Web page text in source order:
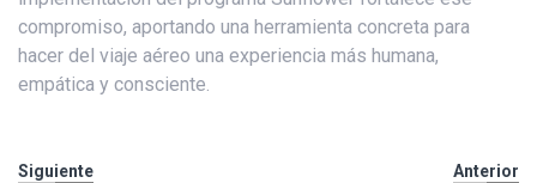
compromiso, aportando una herramienta concreta para
hacer del viaje aéreo una experiencia más humana,
empática y consciente.
Siguiente Anterior